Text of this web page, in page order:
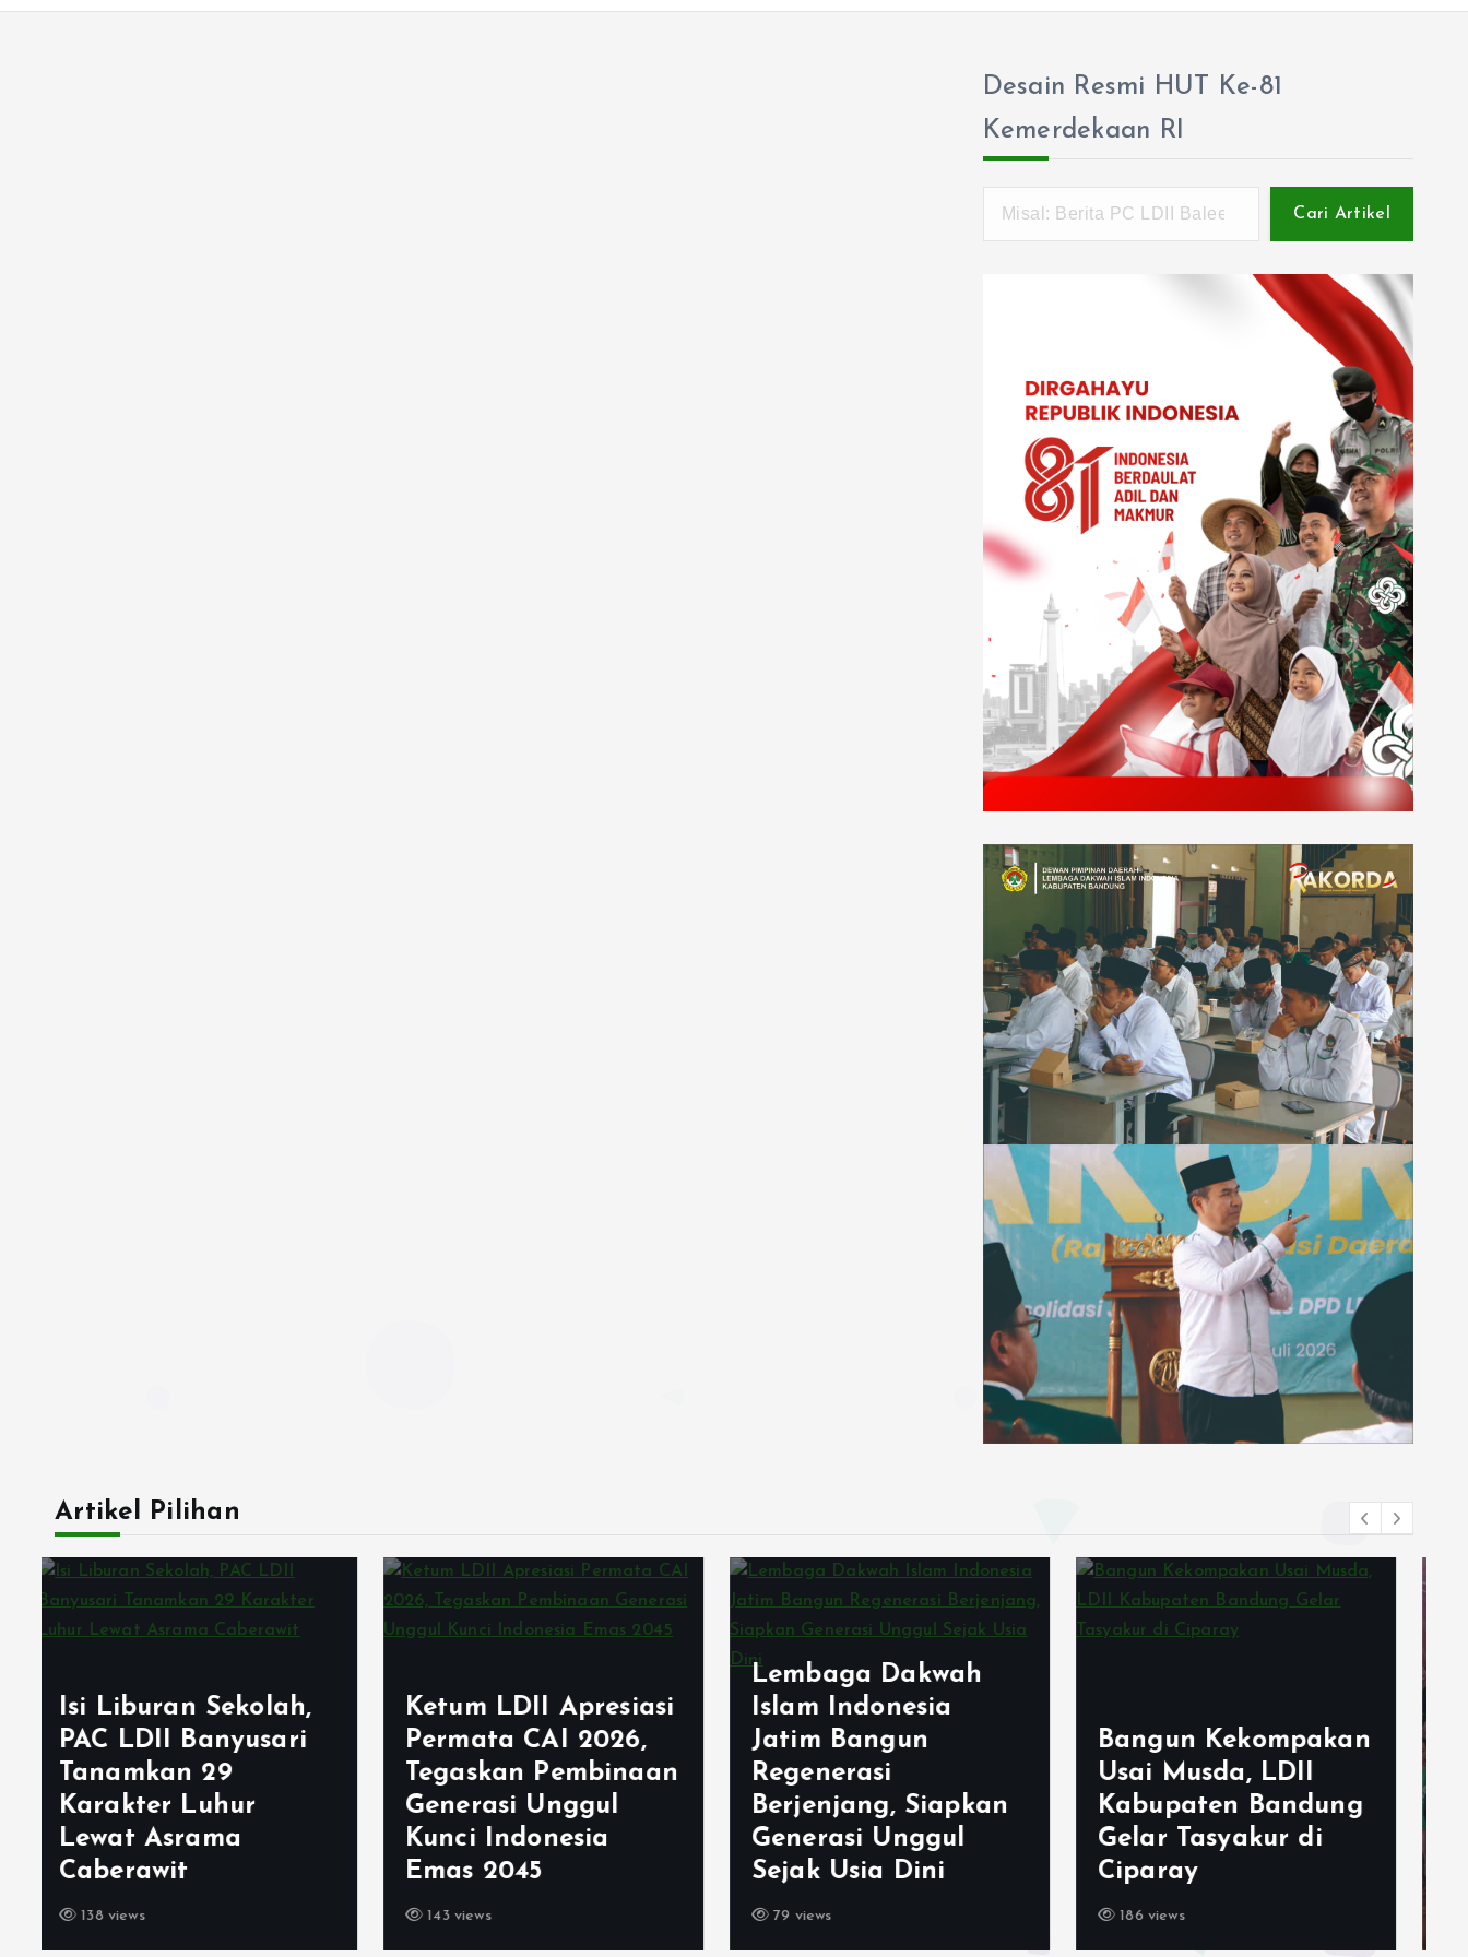
Desain Resmi HUT Ke-81
Kemerdekaan RI
Cari Artikel
Artikel Pilihan
Ketum LDII Apresiasi
Permata CAI 2026,
Tegaskan Pembinaan
Generasi Unggul
Kunci Indonesia
Emas 2045
143 views
Islam Indonesia
Jatim Bangun
Regenerasi
Berjenjang, Siapkan
Generasi Unggul
Sejak Usia Dini
79 views
Bangun Kekompakan
Usai Musda, LDII
Kabupaten Bandung
Gelar Tasyakur di
Ciparay
186 views
Margaasih Raih
Juara Umum
FORSTRI 2026, Bukti
Pembinaan Karakter
Sejak Dini
186 views